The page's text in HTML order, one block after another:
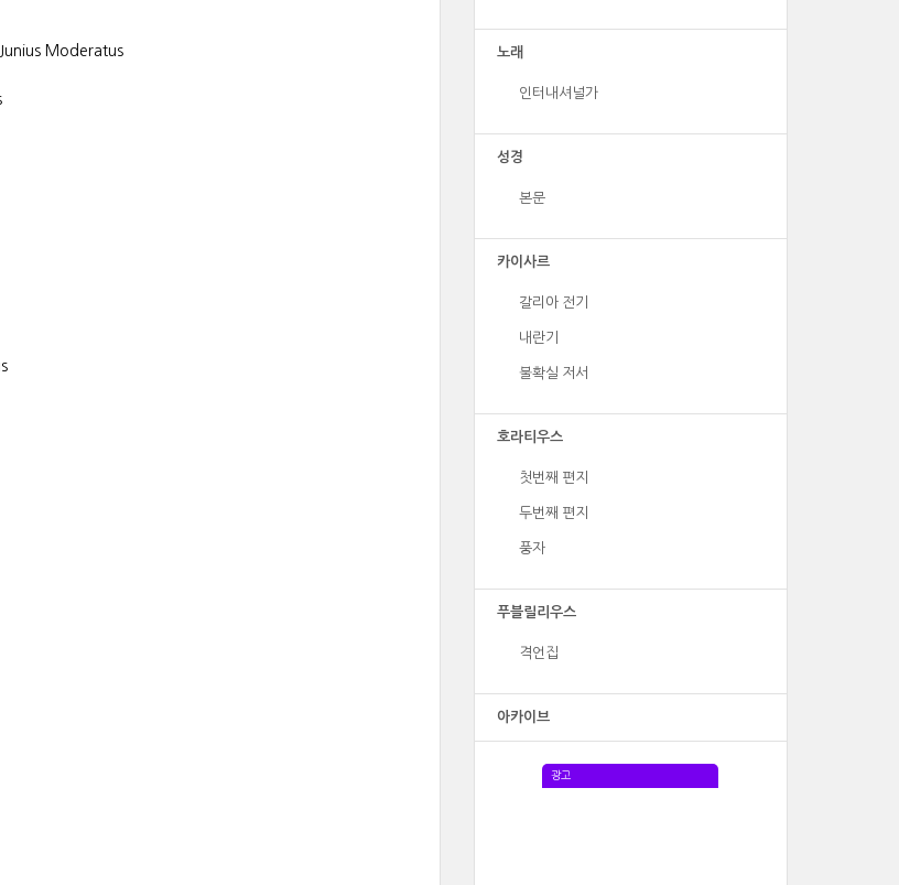
노래
인터내셔널가
성경
본문
카이사르
갈리아 전기
내란기
불확실 저서
호라티우스
첫번째 편지
두번째 편지
풍자
푸블릴리우스
격언집
아카이브
광고
Moderatus